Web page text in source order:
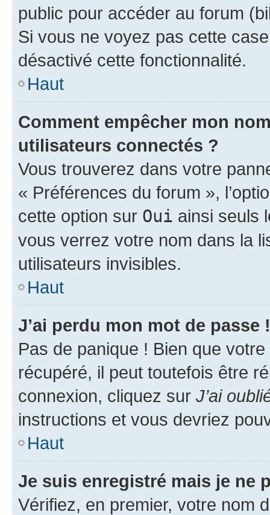
public pour accéder au forum
Si vous ne voyez pas cette
désactivé cette fonctionnalité.
Haut
Comment empêcher mon
utilisateurs connectés ?
Vous trouverez dans votre
« Préférences du forum »,
cette option sur Oui ainsi seuls
vous verrez votre nom dans la
utilisateurs invisibles.
Haut
J’ai perdu mon mot de passe !
Pas de panique ! Bien que
récupéré, il peut toutefois être
connexion, cliquez sur J’ai
instructions et vous devriez
Haut
Je suis enregistré mais je ne
Vérifiez, en premier, votre nom